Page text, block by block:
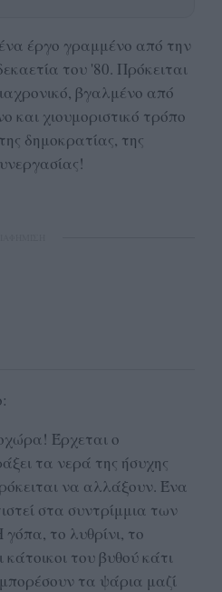
έργο γραμμένο από την
του '80. Πρόκειται
βγαλμένο από
και χιουμοριστικό τρόπο
δημοκρατίας, της
Έρχεται ο
τα νερά της ήσυχης
να αλλάξουν. Ένα
στα συντρίμμια των
το λυθρίνι, το
του βυθού κάτι
τα ψάρια μαζί